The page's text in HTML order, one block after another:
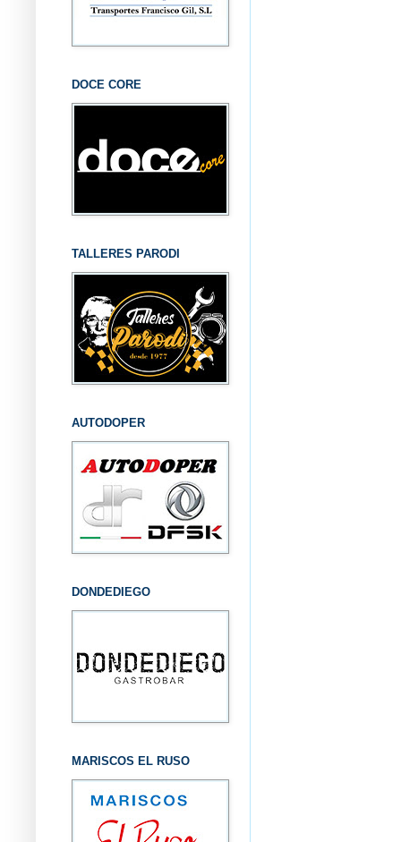
DOCE CORE
TALLERES PARODI
AUTODOPER
DONDEDIEGO
MARISCOS EL RUSO